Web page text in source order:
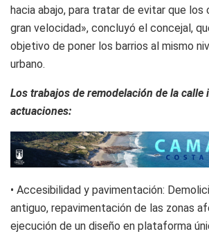
hacia abajo, para tratar de evitar que
gran velocidad», concluyó el concejal,
objetivo de poner los barrios al mismo
urbano.
Los trabajos de remodelación de la calle
actuaciones:
• Accesibilidad y pavimentación:
antiguo, repavimentación de las zonas
ejecución de un diseño en plataforma